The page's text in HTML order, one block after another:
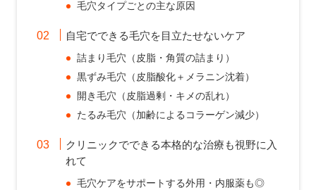
毛穴タイプごとの主な原因
自宅でできる毛穴を目立たせないケア
詰まり毛穴（皮脂・角質の詰まり）
黒ずみ毛穴（皮脂酸化＋メラニン沈着）
開き毛穴（皮脂過剰・キメの乱れ）
たるみ毛穴（加齢によるコラーゲン減少）
クリニックでできる本格的な治療も視野に入
れて
毛穴ケアをサポートする外用・内服薬も◎